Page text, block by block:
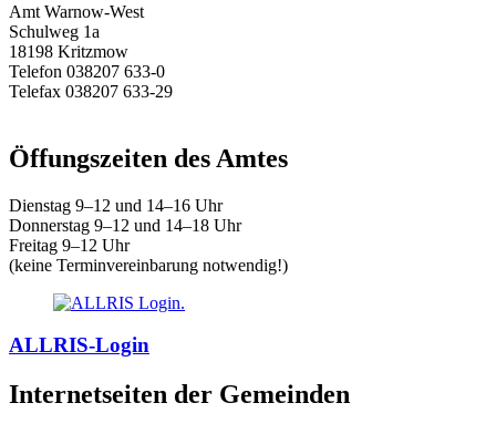
Amt Warnow-West
Schulweg 1a
18198 Kritzmow
Telefon 038207 633-0
Telefax 038207 633-29
Öffungszeiten des Amtes
Dienstag 9–12 und 14–16 Uhr
Donnerstag 9–12 und 14–18 Uhr
Freitag 9–12 Uhr
(keine Terminvereinbarung notwendig!)
ALLRIS-Login
Internetseiten der Gemeinden